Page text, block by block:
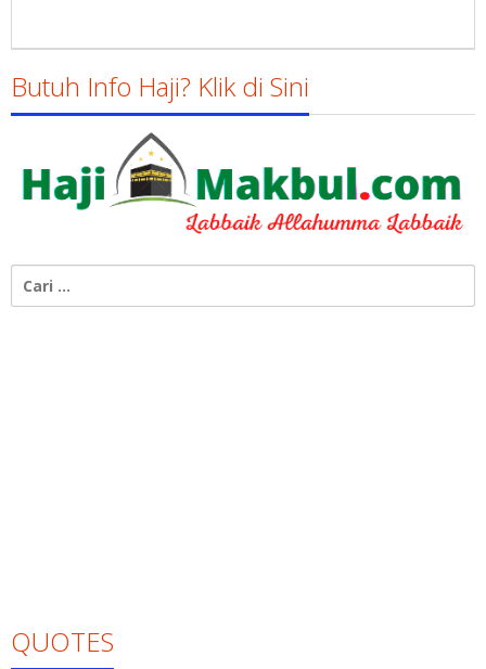
Butuh Info Haji? Klik di Sini
untuk:
QUOTES